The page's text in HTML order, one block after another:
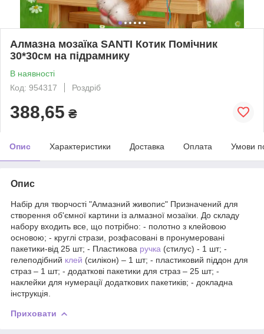
Алмазна мозаїка SANTI Котик Помічник
30*30см на підрамнику
В наявності
Код: 954317
Роздріб
388,65 ₴
Опис Характеристики Доставка Оплата Умови
Опис
Набір для творчості "Алмазний живопис" Призначений для
створення об'ємної картини із алмазної мозаїки. До складу
набору входить все, що потрібно: - полотно з клейовою
основою; - круглі стрази, розфасовані в пронумеровані
пакетики-від 25 шт; - Пластикова ручка (стилус) - 1 шт; -
гелеподібний клей (силікон) – 1 шт; - пластиковий піддон для
страз – 1 шт; - додаткові пакетики для страз – 25 шт; -
наклейки для нумерації додаткових пакетиків; - докладна
інструкція.
Приховати